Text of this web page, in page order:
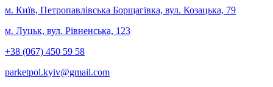
м. Київ, Петропавлівська Борщагівка, вул. Козацька, 79
м. Луцьк, вул. Рівненська, 123
+38 (067) 450 59 58
parketpol.kyiv@gmail.com